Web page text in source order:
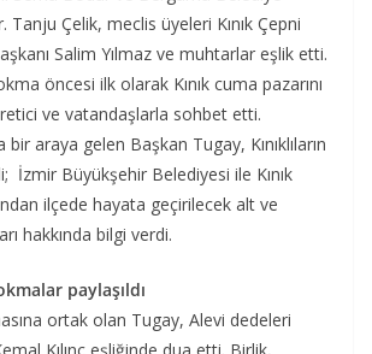
Tanju Çelik, meclis üyeleri Kınık Çepni
Salim Yılmaz ve muhtarlar eşlik etti.
öncesi ilk olarak Kınık cuma pazarını
ve vatandaşlarla sohbet etti.
bir araya gelen Başkan Tugay, Kınıklıların
İzmir Büyükşehir Belediyesi ile Kınık
ilçede hayata geçirilecek alt ve
hakkında bilgi verdi.
paylaşıldı
ortak olan Tugay, Alevi dedeleri